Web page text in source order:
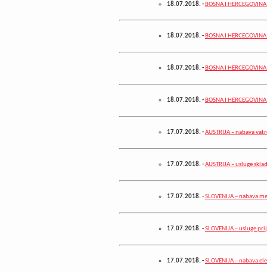
18.07.2018.- BOSNA I
18.07.2018.-BOSNA I
18.07.2018.-BOSNA I
18.07.2018.-BOSNA I
17.07.2018.-AUSTRIJA – nabava
17.07.2018.-AUSTRIJA – usluge
17.07.2018.-SLOVENIJA – nabava
17.07.2018.-SLOVENIJA – usluge
17.07.2018.-SLOVENIJA – nabava